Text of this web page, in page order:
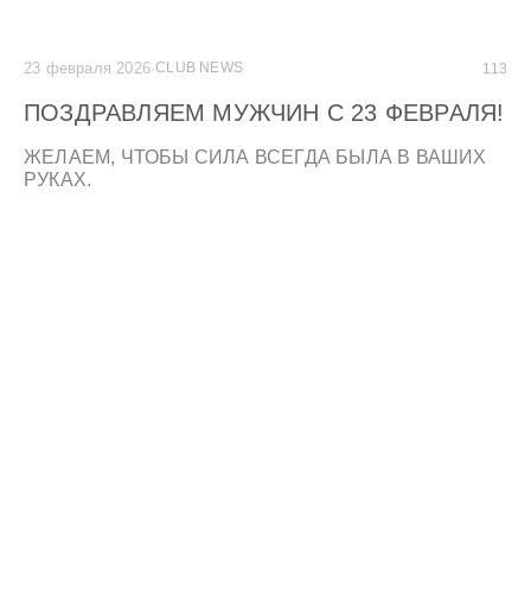
23 февраля 2026·CLUB NEWS 113
ПОЗДРАВЛЯЕМ МУЖЧИН С 23 ФЕВРАЛЯ!
ЖЕЛАЕМ, ЧТОБЫ СИЛА ВСЕГДА БЫЛА В ВАШИХ
РУКАХ.